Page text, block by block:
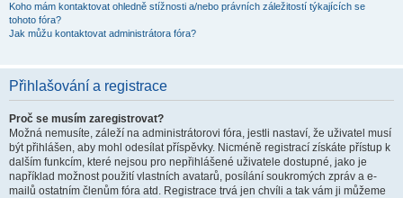
Koho mám kontaktovat ohledně stížnosti a/nebo právních záležitostí týkajících se
tohoto fóra?
Jak můžu kontaktovat administrátora fóra?
Přihlašování a registrace
Proč se musím zaregistrovat?
Možná nemusíte, záleží na administrátorovi fóra, jestli nastaví, že uživatel musí
být přihlášen, aby mohl odesílat příspěvky. Nicméně registrací získáte přístup k
dalším funkcím, které nejsou pro nepřihlášené uživatele dostupné, jako je
například možnost použití vlastních avatarů, posílání soukromých zpráv a e-
mailů ostatním členům fóra atd. Registrace trvá jen chvíli a tak vám ji můžeme